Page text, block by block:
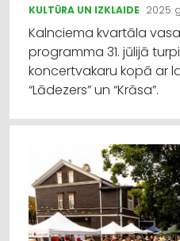
KULTŪRA UN IZKLAIDE 2025.
Kalnciema kvartāla
programma 31. jūlijā
koncertvakaru kopā ar
“Lādezers” un “Krāsa”.